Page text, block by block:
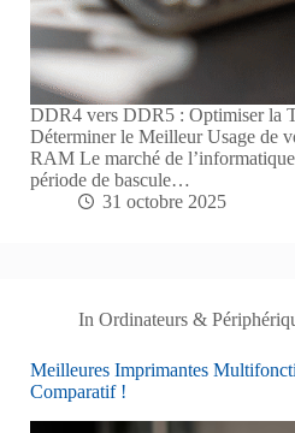
DDR4 vers DDR5 : Optimiser la
Déterminer le Meilleur Usage de
RAM Le marché de
période de bascule…
31 octobre 2025
In Ordinateurs &
Meilleures Imprimantes
Comparatif !